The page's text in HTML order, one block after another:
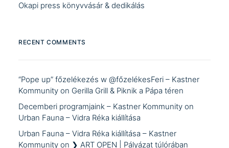
Okapi press könyvvásár & dedikálás
RECENT COMMENTS
“Pope up” főzelékezés w @főzelékesFeri – Kastner
Kommunity on Gerilla Grill & Piknik a Pápa téren
Decemberi programjaink – Kastner Kommunity on
Urban Fauna – Vidra Réka kiállítása
Urban Fauna – Vidra Réka kiállítása – Kastner
Kommunity on ❯ ART OPEN | Pályázat túlórában